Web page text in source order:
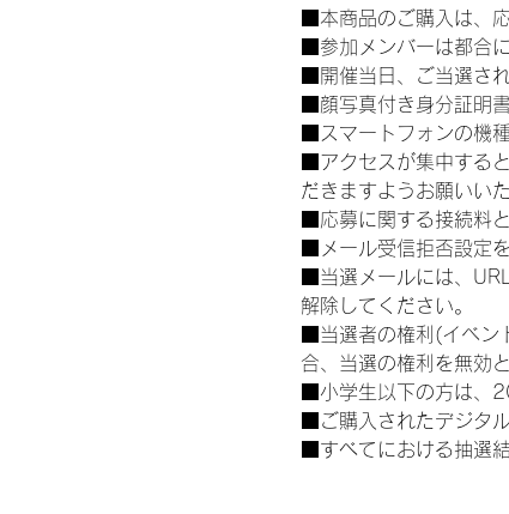
■本商品のご購入は、
■参加メンバーは都合
■開催当日、ご当選さ
■顔写真付き身分証明
■スマートフォンの機
■アクセスが集中する
だきますようお願いいた
■応募に関する接続料
■メール受信拒否設定
■当選メールには、
解除してください。
■当選者の権利(イベン
合、当選の権利を無効
■小学生以下の方は、
■ご購入されたデジタ
■すべてにおける抽選